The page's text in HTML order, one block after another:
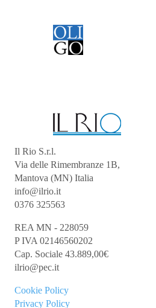
Il Rio S.r.l.
Via delle Rimembranze 1B,
Mantova (MN) Italia
info@ilrio.it
0376 325563
REA MN - 228059
P IVA 02146560202
Cap. Sociale 43.889,00€
ilrio@pec.it
Cookie Policy
Privacy Policy